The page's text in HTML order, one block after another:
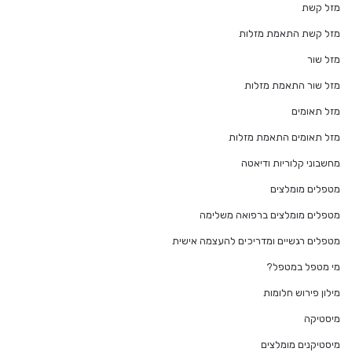
מזל קשת
מזל קשת התאמת מזלות
מזל שור
מזל שור התאמת מזלות
מזל תאומים
מזל תאומים התאמת מזלות
מחשבוני קלוריות ודיאטה
מטפלים מומלצים
מטפלים מומלצים ברפואה משלימה
מטפלים רגשיים ומדריכים להעצמה אישית
מי מטפל במטפל?
מילון פירוש חלומות
מיסטיקה
מיסטיקנים מומלצים